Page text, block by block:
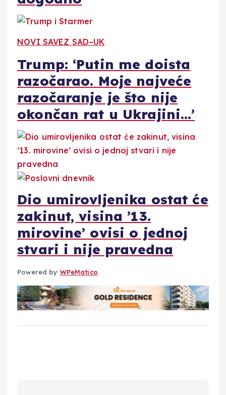
NOVI SAVEZ SAD–UK
Trump: ‘Putin me doista
razočarao. Moje najveće
razočaranje je što nije
okončan rat u Ukrajini…’
Dio umirovljenika ostat će
zakinut, visina ’13.
mirovine’ ovisi o jednoj
stvari i nije pravedna
Powered by WPeMatico